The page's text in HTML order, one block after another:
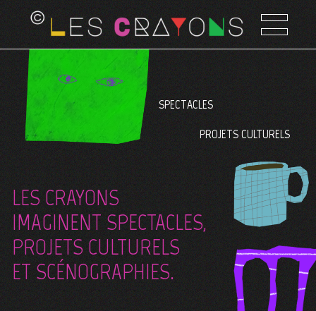
LES CRAYONS
IMAGINENT SPECTACLES,
PROJETS CULTURELS
ET SCÉNOGRAPHIES.
SPECTACLES
PROJETS CULTURELS